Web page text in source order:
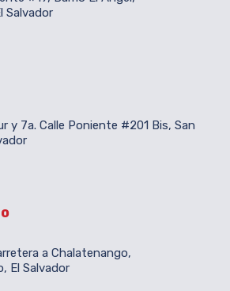
Salvador
y 7a. Calle Poniente #201 Bis, San
a Chalatenango,
El Salvador